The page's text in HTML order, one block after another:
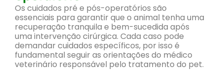
Os cuidados pré e pós-operatórios são
essenciais para garantir que o animal tenha uma
recuperação tranquila e bem-sucedida após
uma intervenção cirúrgica. Cada caso pode
demandar cuidados específicos, por isso é
fundamental seguir as orientações do médico
veterinário responsável pelo tratamento do pet.